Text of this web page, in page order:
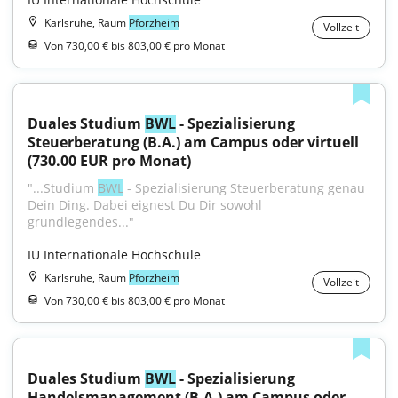
Karlsruhe, Raum Pforzheim
Vollzeit
Von 730,00 € bis 803,00 € pro Monat
Duales Studium BWL - Spezialisierung
Steuerberatung (B.A.) am Campus oder virtuell
(730.00 EUR pro Monat)
"...Studium BWL - Spezialisierung Steuerberatung genau
Dein Ding. Dabei eignest Du Dir sowohl
grundlegendes..."
IU Internationale Hochschule
Karlsruhe, Raum Pforzheim
Vollzeit
Von 730,00 € bis 803,00 € pro Monat
Duales Studium BWL - Spezialisierung